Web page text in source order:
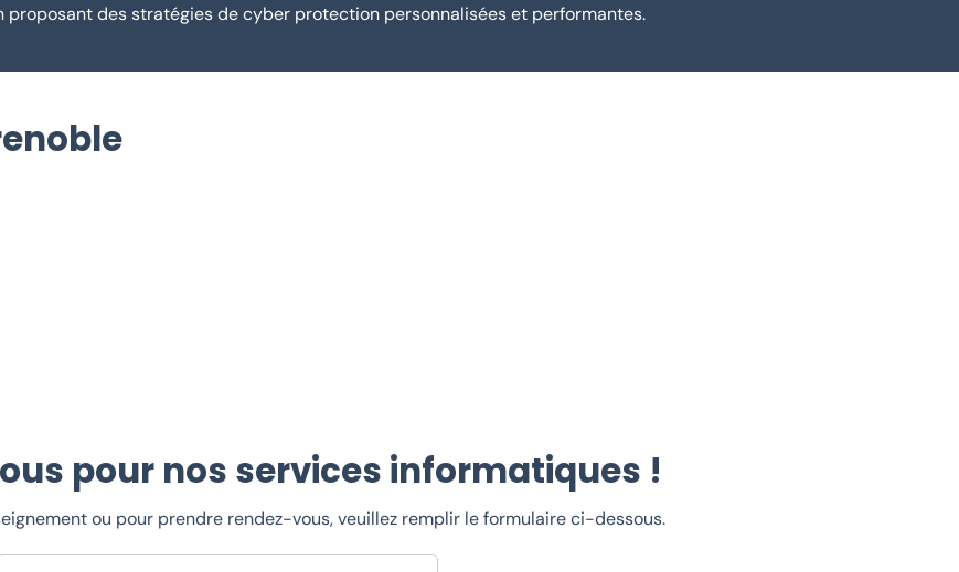
des stratégies de cyber protection personnalisées et performantes.
pour nos services informatiques !
ou pour prendre rendez-vous, veuillez remplir le formulaire ci-dessous.